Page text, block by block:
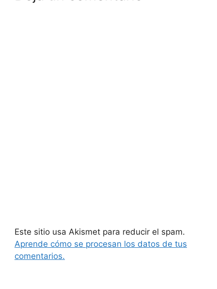
Este sitio usa Akismet para reducir el spam.
Aprende cómo se procesan los datos de tus
comentarios.